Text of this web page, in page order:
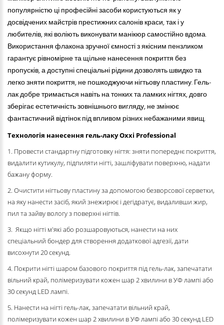
популярністю ці професійні засоби користуються як у
досвідчених майстрів престижних салонів краси, так і у
любителів, які воліють виконувати манікюр самостійно вдома.
Використання флакона зручної ємності з якісним пензликом
гарантує рівномірне та щільне нанесення покриття без
пропусків, а доступні спеціальні рідини дозволять швидко та
легко зняти покриття, не пошкоджуючи нігтьову пластину. Гель-
лак добре тримається навіть на тонких та ламких нігтях, довго
зберігає естетичність зовнішнього вигляду, не змінює
фантастичний відтінок під впливом різних небажаними явищ.
Технологія нанесення гель-лаку Oxxi Professional
1. Провести стандартну підготовку нігтя: зняти попереднє покриття,
видалити кутикулу, підпиляти нігті, зашліфувати поверхню, надати
бажану форму.
2. Очистити нігтьову пластину за допомогою безворсової серветки,
на яку нанести засіб, який знежирює і дегідратує, видаливши жир,
пил та зайву вологу з поверхні нігтів.
3. Якщо нігті м'які або розшаровуються, нанести на них
спеціальний бондер для створення додаткової адгезії, дати
висохнути 20 секунд.
4. Покрити нігті шаром базового покриття під гель-лак, запечатати
вільний край, полімеризувати кожен шар 2 хвилини в УФ лампі або
30 секунд LED лампі.
5. Нанести на нігті гель-лак, запечатати вільний край,
полімеризувати кожен шар 2 хвилини в УФ лампі або 30 секунд LED